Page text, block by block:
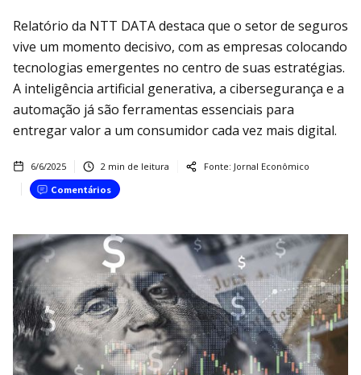
Relatório da NTT DATA destaca que o setor de seguros
vive um momento decisivo, com as empresas colocando
tecnologias emergentes no centro de suas estratégias.
A inteligência artificial generativa, a cibersegurança e a
automação já são ferramentas essenciais para
entregar valor a um consumidor cada vez mais digital.
6/6/2025 2 min de leitura Fonte: Jornal Econômico
Comentários